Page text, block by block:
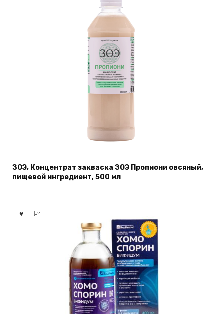
ЗОЭ, Концентрат закваска ЗОЭ Пропиони овсяный,
пищевой ингредиент, 500 мл